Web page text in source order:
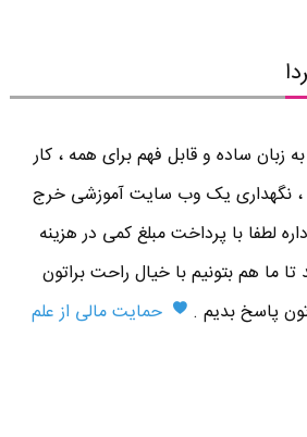
زبان ساده و قابل فهم برای همه ، کار
، نگهداری یک وب سایت آموزشی خرج
لطفا با پرداخت مبلغ کمی در هزینه
ما هم بتونیم با خیال راحت براتون
پاسخ بدیم .
حمایت مالی از علم